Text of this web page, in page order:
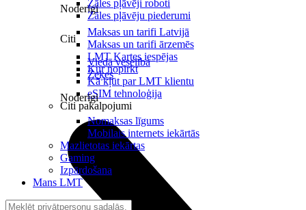
Noderīgi
Maksas un tarifi Latvijā
Maksas un tarifi ārzemēs
LMT Kartes iespējas
Kur nopirkt
Kā kļūt par LMT klientu
eSIM tehnoloģija
Citi pakalpojumi
Zāles pļāvēji roboti
Zāles pļāvēju piederumi
Citi
Viedā veselība
Zeķes
Noderīgi
Nomaksas līgums
Mobilais internets iekārtās
Mazlietotas iekārtas
Gaming
Izpārdošana
Mans LMT